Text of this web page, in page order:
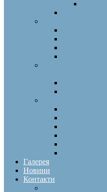
Галерея
Новини
Контакти